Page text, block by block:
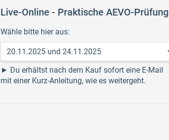
Live-Online - Praktische AEVO-Prüfung
Wähle bitte hier aus:
► Du erhältst nach dem Kauf sofort eine E-Mail
mit einer Kurz-Anleitung, wie es weitergeht.